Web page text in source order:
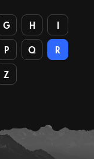
G H I
P Q R
Z